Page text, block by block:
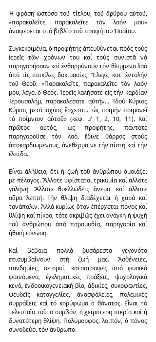
Ἡ φράση ὡστόσο τοῦ τίτλου, τοῦ ἄρθρου αὐτοῦ,
«παρακαλεῖτε, παρακαλεῖτε τόν λαόν μου»
ἀναφέρεται στό βιβλίο τοῦ προφήτου Ἠσαΐου.
Συγκεκριμένα, ὁ προφήτης ἀπευθύνεται πρός τούς
ἱερεῖς τῶν χρόνων του καί τούς συνιστᾶ νά
παρηγορήσουν καί ἐνθαρρύνουν τόν θλιμμένο λαό
ἀπό τίς ποικίλες δοκιμασίες. Ἔλεγε, κατ' ἐντολήν
τοῦ Θεοῦ: «Παρακαλεῖτε, παρακαλεῖτε τόν λαόν
μου, λέγει ὁ Θεός. Ἱερεῖς λαλήσατε εἰς τήν καρδίαν
Ἱερουσαλήμ, παρακαλέσατε αὐτήν... Ἰδού Κύριος
Κύριος μετά ἰσχύος ἔρχεται... ὡς ποιμήν ποιμανεῖ
τό ποίμνιον αὐτοῦ» (κεφ. μ' 1, 2, 10, 11). Καί
πρῶτος αὐτός, ὡς προφήτης, πάντοτε
παρηγοροῦσε τόν λαό, ἔδινε θάρρος στούς
ἀποκαρδιωμένους, ἀνεθέρμαινε τήν πίστη καί τήν
ἐλπίδα.
Εἶναι ἀλήθεια, ὅτι ἡ ζωή τοῦ ἀνθρώπου ὁμοιάζει
μέ πέλαγος. Ἄλλοτε ὑφίσταται τρικυμία καί ἄλλοτε
γαλήνη. Ἄλλοτε θυελλώδεις ἄνεμοι καί ἄλλοτε
αὔρα λεπτή. Τήν θλίψη διαδέχεται ἡ χαρά καί
τανάπαλιν. Ἀλλά κυρίως ὅταν ἐπέρχεται πόνος καί
θλίψη καί πίκρα, τότε ἀκριβῶς ἔχει ἀνάγκη ἡ ψυχή
τοῦ ἀνθρώπου ἀπό παραμυθία, παρηγορία καί
ἠθική τόνωση.
Καί βέβαια πολλά δυσάρεστα γεγονότα
ἐπισυμβαίνουν στή ζωή μας. Ἀσθένειες,
πανδημίες, σεισμοί, καταστροφές ἀπό φυσικά
φαινόμενα, ἐγκληματικές πράξεις, ψυχολογικά
κενά, ἐνδοοικογενειακή βία, ἀδικίες, συκοφαντίες,
ψευδεῖς καταγγελίες, ἀνασφάλειες, πολεμικές
συρράξεις καί τό κορύφωμα ὁ θάνατος. Εἶναι τό
τελευταῖο τοῦτο συμβάν, ἡ χειρότερη πικρία καί ἡ
δυνατότερη θλίψη. Πολύμορφος, λοιπόν, ὁ πόνος
συνοδεύει τόν ἄνθρωπο.